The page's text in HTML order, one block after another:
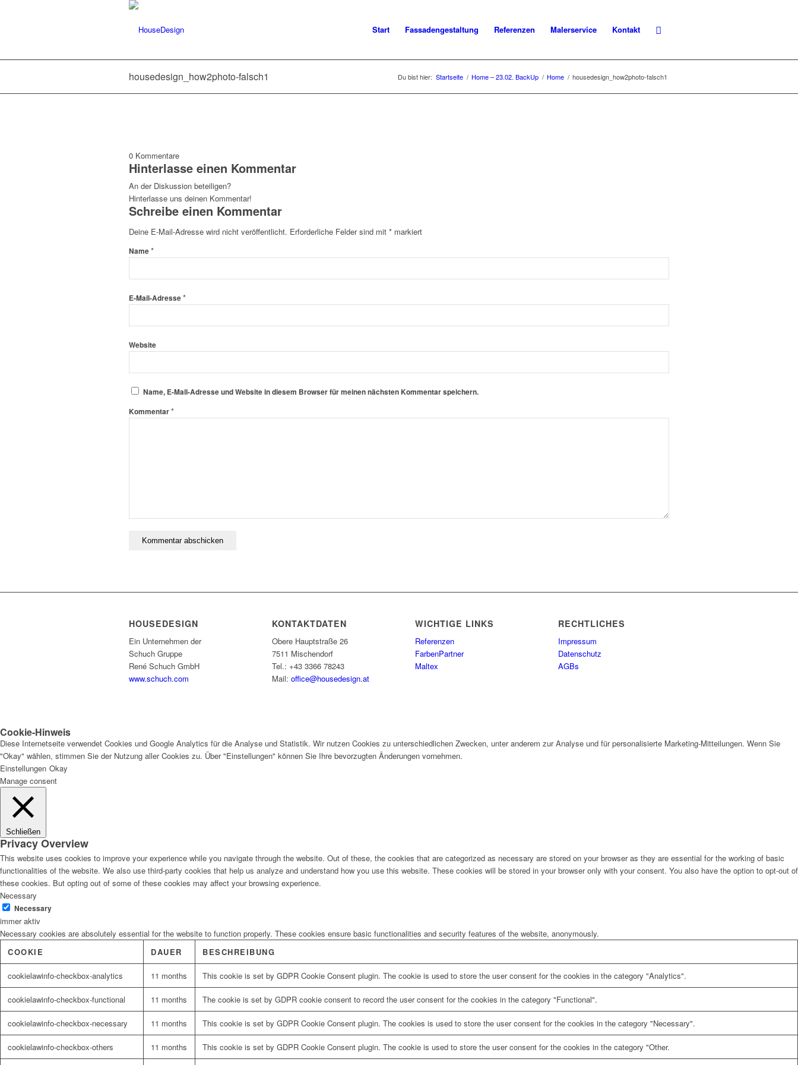
Start Fassadengestaltung Referenzen Malerservice Kontakt
housedesign_how2photo-falsch1 Du bist hier: Startseite / Home – 23.02. BackUp / Home / housedesign_how2photo-falsch1
0 Kommentare
Hinterlasse einen Kommentar
An der Diskussion beteiligen?
Hinterlasse uns deinen Kommentar!
Schreibe einen Kommentar
Deine E-Mail-Adresse wird nicht veröffentlicht. Erforderliche Felder sind mit * markiert
Name*
E-Mail-Adresse*
Website
Name, E-Mail-Adresse und Website in diesem Browser für meinen nächsten Kommentar speichern.
Kommentar*
HOUSEDESIGN
Ein Unternehmen der
Schuch Gruppe
René Schuch GmbH
www.schuch.com
KONTAKTDATEN
Obere Hauptstraße 26
7511 Mischendorf
Tel.: +43 3366 78243
Mail:office@housedesign.at
WICHTIGE LINKS
Referenzen
FarbenPartner
Maltex
RECHTLICHES
Impressum
Datenschutz
AGBs
Cookie-Hinweis
Diese Internetseite verwendet Cookies und Google Analytics für die Analyse und Statistik. Wir nutzen Cookies zu unterschiedlichen Zwecken, unter anderem zur Analyse und für personalisierte Marketing-Mitteilungen. Wenn Sie
"Okay" wählen, stimmen Sie der Nutzung aller Cookies zu. Über "Einstellungen" können Sie Ihre bevorzugten Änderungen vornehmen.
Einstellungen Okay
Manage consent
Schließen
Privacy Overview
This website uses cookies to improve your experience while you navigate through the website. Out of these, the cookies that are categorized as necessary are stored on your browser as they are essential for the working of basic
functionalities of the website. We also use third-party cookies that help us analyze and understand how you use this website. These cookies will be stored in your browser only with your consent. You also have the option to opt-out of
these cookies. But opting out of some of these cookies may affect your browsing experience.
Necessary
Necessary
immer aktiv
Necessary cookies are absolutely essential for the website to function properly. These cookies ensure basic functionalities and security features of the website, anonymously.
COOKIE
DAUER BESCHREIBUNG
cookielawinfo-checkbox-analytics 11 months This cookie is set by GDPR Cookie Consent plugin. The cookie is used to store the user consent for the cookies in the category "Analytics".
cookielawinfo-checkbox-functional 11 months The cookie is set by GDPR cookie consent to record the user consent for the cookies in the category "Functional".
cookielawinfo-checkbox-necessary 11 months This cookie is set by GDPR Cookie Consent plugin. The cookies is used to store the user consent for the cookies in the category "Necessary".
cookielawinfo-checkbox-others 11 months This cookie is set by GDPR Cookie Consent plugin. The cookie is used to store the user consent for the cookies in the category "Other.